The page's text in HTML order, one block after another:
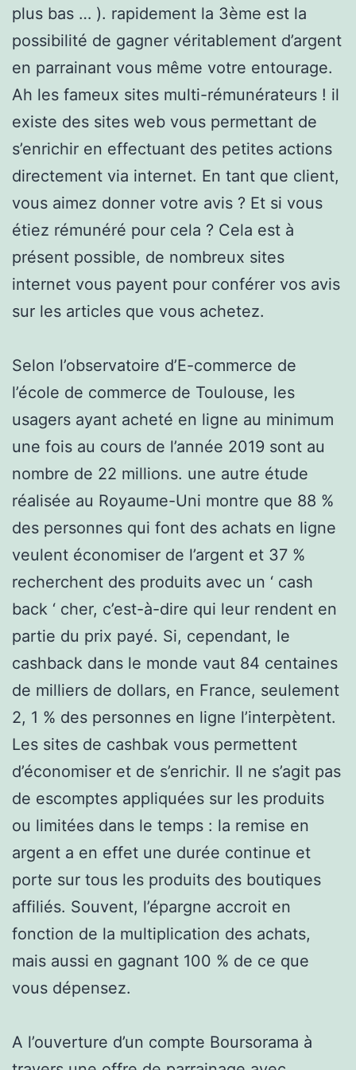
plus bas … ). rapidement la 3ème est la
possibilité de gagner véritablement d’argent
en parrainant vous même votre entourage.
Ah les fameux sites multi-rémunérateurs ! il
existe des sites web vous permettant de
s’enrichir en effectuant des petites actions
directement via internet. En tant que client,
vous aimez donner votre avis ? Et si vous
étiez rémunéré pour cela ? Cela est à
présent possible, de nombreux sites
internet vous payent pour conférer vos avis
sur les articles que vous achetez.
Selon l’observatoire d’E-commerce de
l’école de commerce de Toulouse, les
usagers ayant acheté en ligne au minimum
une fois au cours de l’année 2019 sont au
nombre de 22 millions. une autre étude
réalisée au Royaume-Uni montre que 88 %
des personnes qui font des achats en ligne
veulent économiser de l’argent et 37 %
recherchent des produits avec un ‘ cash
back ‘ cher, c’est-à-dire qui leur rendent en
partie du prix payé. Si, cependant, le
cashback dans le monde vaut 84 centaines
de milliers de dollars, en France, seulement
2, 1 % des personnes en ligne l’interpètent.
Les sites de cashbak vous permettent
d’économiser et de s’enrichir. Il ne s’agit pas
de escomptes appliquées sur les produits
ou limitées dans le temps : la remise en
argent a en effet une durée continue et
porte sur tous les produits des boutiques
affiliés. Souvent, l’épargne accroit en
fonction de la multiplication des achats,
mais aussi en gagnant 100 % de ce que
vous dépensez.
A l’ouverture d’un compte Boursorama à